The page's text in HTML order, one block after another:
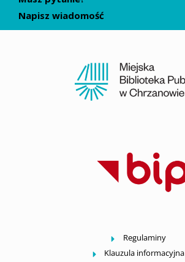
Napisz wiadomość
Regulaminy
Klauzula informacyjna